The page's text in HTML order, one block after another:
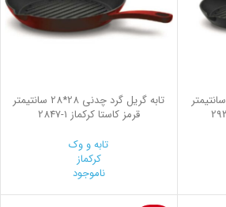
تابه گریل گرد چدنی 20*20 سانتیمتر
تابه گریل گرد چدنی 28*28 سانتیمتر
قرمز کاستا کرکماز 2847-1
تابه و وک
کرکماز
ناموجود